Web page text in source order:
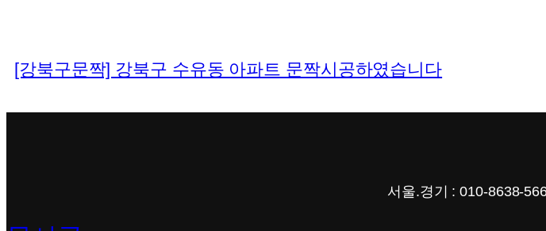
[강북구문짝] 강북구 수유동 아파트 문짝시공하였습니다
서울.경기 : 010-8638-